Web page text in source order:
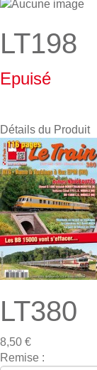
LT198
Epuisé
Détails du Produit
LT380
8,50 €
Remise :